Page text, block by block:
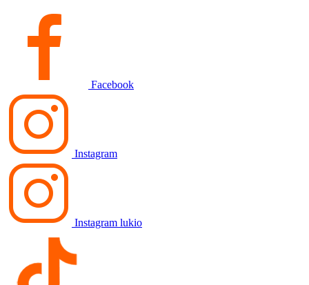
Facebook
Instagram
Instagram lukio